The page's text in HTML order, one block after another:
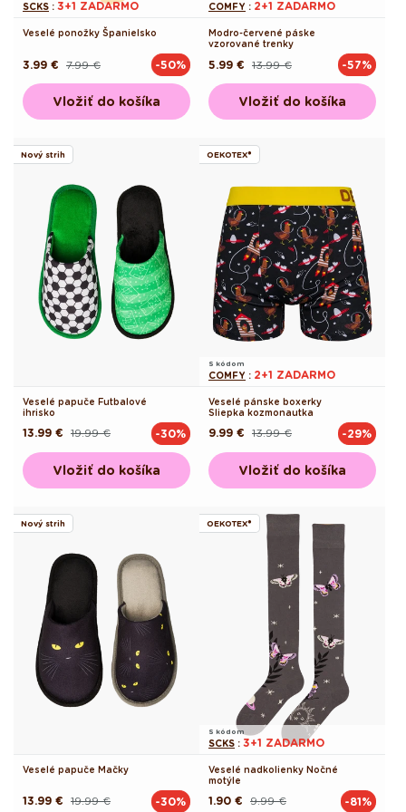
SCKS : 3+1 ZADARMO
Veselé ponožky Španielsko
Pôvodná7.99 €
Akciová
3.99 € -50%
Vložiť do košíka
COMFY : 2+1 ZADARMO
Modro-červené páske
vzorované trenky
Pôvodná13.99 €
Akciová
5.99 € -57%
Vložiť do košíka
Nový strih
Veselé papuče Futbalové
ihrisko
Pôvodná19.99 €
Akciová
13.99 € -30%
Vložiť do košíka
OEKOTEX®
S kódom
COMFY : 2+1 ZADARMO
Veselé pánske boxerky
Sliepka kozmonautka
Pôvodná13.99 €
Akciová
9.99 € -29%
Vložiť do košíka
Nový strih
Veselé papuče Mačky
Pôvodná19.99 €
Akciová
13.99 € -30%
OEKOTEX®
S kódom
SCKS : 3+1 ZADARMO
Veselé nadkolienky Nočné
motýle
Pôvodná9.99 €
Akciová
1.90 € -81%